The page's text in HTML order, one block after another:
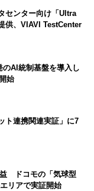
センター向け「Ultra
供、VIAVI TestCenter
のAI統制基盤を導入し
始
ト連携関連実証」に7
ドコモの「気球型
リアで実証開始